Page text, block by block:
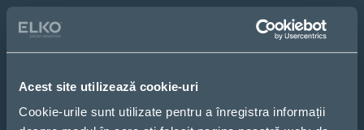
Acest site utilizează cookie-uri
Cookie-urile sunt utilizate pentru a înregistra informații
CatalogeCom
Vreau să devin partener
PRODUSE
SOLUȚII